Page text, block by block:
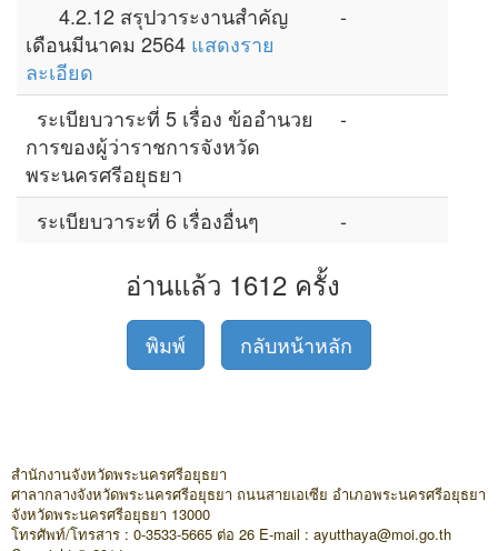
4.2.12 สรุปวาระงานสำคัญ
เดือนมีนาคม 2564 แสดงราย
ละเอียด
-
ระเบียบวาระที่ 5 เรื่อง ข้ออำนวย
การของผู้ว่าราชการจังหวัด
พระนครศรีอยุธยา
-
ระเบียบวาระที่ 6 เรื่องอื่นๆ -
อ่านแล้ว 1612 ครั้ง
พิมพ์ กลับหน้าหลัก
สำนักงานจังหวัดพระนครศรีอยุธยา
ศาลากลางจังหวัดพระนครศรีอยุธยา ถนนสายเอเซีย อำเภอพระนครศรีอยุธยา
จังหวัดพระนครศรีอยุธยา 13000
โทรศัพท์/โทรสาร : 0-3533-5665 ต่อ 26 E-mail : ayutthaya@moi.go.th